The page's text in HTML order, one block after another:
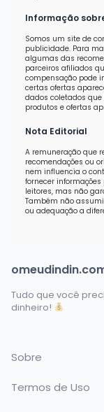
Informação
Somos um site de
publicidade. Para
algumas das
parceiros afiliados
compensação pode
certas ofertas
dados coletados
produtos e ofertas
Nota Editorial
A remuneração que
recomendações ou
nem influencia o
fornecer
leitores, mas não
Também não
ou adequação a
Tudo que você
dinheiro!
Sobre
Termos de Uso